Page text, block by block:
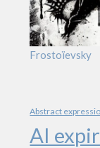
Frostoïevsky
Abstract
AI